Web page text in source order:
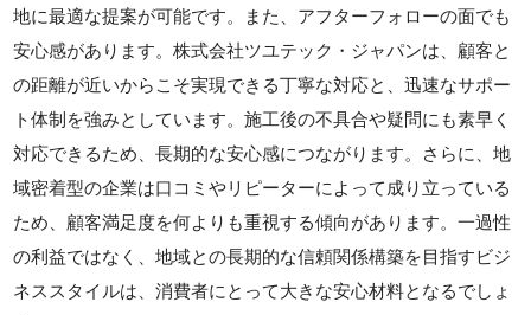
地に最適な提案が可能です。また、アフターフォローの面でも
安心感があります。株式会社ツユテック・ジャパンは、顧客と
の距離が近いからこそ実現できる丁寧な対応と、迅速なサポー
ト体制を強みとしています。施工後の不具合や疑問にも素早く
対応できるため、長期的な安心感につながります。さらに、地
域密着型の企業は口コミやリピーターによって成り立っている
ため、顧客満足度を何よりも重視する傾向があります。一過性
の利益ではなく、地域との長期的な信頼関係構築を目指すビジ
ネススタイルは、消費者にとって大きな安心材料となるでしょ